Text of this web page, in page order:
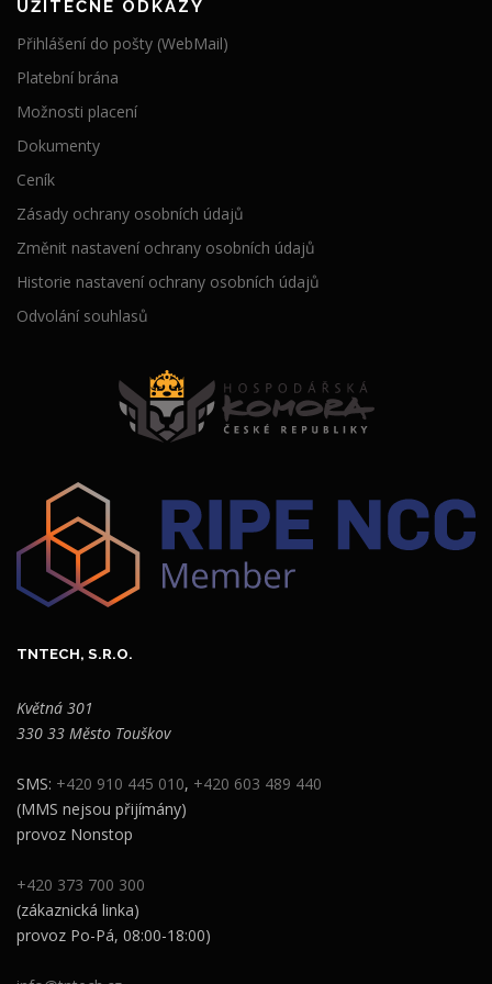
UŽITEČNÉ ODKAZY
Přihlášení do pošty (WebMail)
Platební brána
Možnosti placení
Dokumenty
Ceník
Zásady ochrany osobních údajů
Změnit nastavení ochrany osobních údajů
Historie nastavení ochrany osobních údajů
Odvolání souhlasů
TNTECH, S.R.O.
Květná 301
330 33 Město Touškov
SMS: +420 910 445 010, +420 603 489 440
(MMS nejsou přijímány)
provoz Nonstop
+420 373 700 300
(zákaznická linka)
provoz Po-Pá, 08:00-18:00)